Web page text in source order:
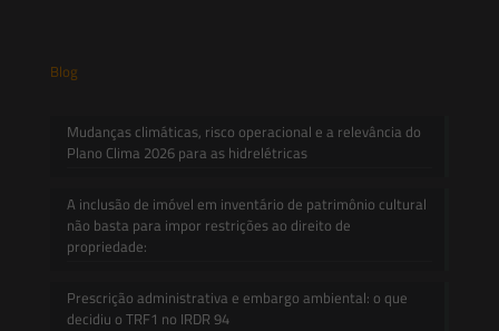
Blog
Mudanças climáticas, risco operacional e a relevância do
Plano Clima 2026 para as hidrelétricas
A inclusão de imóvel em inventário de patrimônio cultural
não basta para impor restrições ao direito de
propriedade:
Prescrição administrativa e embargo ambiental: o que
decidiu o TRF1 no IRDR 94